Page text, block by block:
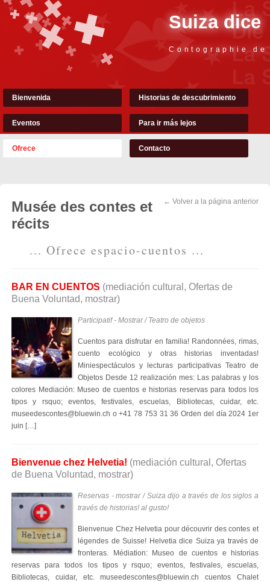
Suiza dice
Contographie
Bienvenida Historias de descubrimiento
Eventos Para ir más lejos
Ofrece Contacto
← Volver a la página anterior
Musée des contes et
récits
... Ofrece espacio-cuentos ...
BAR EN CUENTOS (mediación cultural, Ofertas de
Buena Voluntad, mostrar)
Participatif - Mostrar / Teatro de objetos
Cuentos para disfrutar en familia! Randonnées, rimas,
cuento ecológico y otras historias inventadas!
Miniespectáculos y lecturas participativas Teatro de
Objetos Desde 12 realización mes: Las palabras y los
colores Mediación: Museo de cuentos e historias reservas para todos los
tipos y rsquo; eventos, festivales, escuelas, Bibliotecas, cuidar, etc.
museedescontes@bluewin.ch o +41 78 753 31 36 Orden del día 2024 1er
juin […]
Bienvenue chez Helvetia! (mediación cultural, Ofertas
de Buena Voluntad, mostrar)
Reservas - mostrar / Suiza dijo a través de los siglos a
través de historias! al gusto!
Bienvenue Chez Helvetia pour découvrir des contes et
légendes de Suisse! Helvetia dice Suiza ya través de
fronteras. Médiation: Museo de cuentos e historias
reservas para todos los tipos y rsquo; eventos, festivales, escuelas,
Bibliotecas, cuidar, etc. museedescontes@bluewin.ch cuentos Chalet